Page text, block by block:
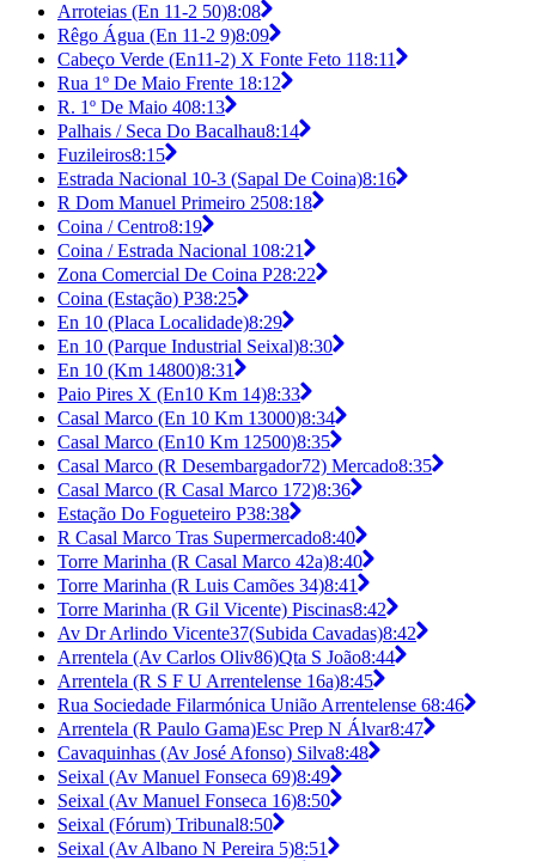
Arroteias (En 11-2 50)8:08
Rêgo Água (En 11-2 9)8:09
Cabeço Verde (En11-2) X Fonte Feto 118:11
Rua 1º De Maio Frente 18:12
R. 1º De Maio 408:13
Palhais / Seca Do Bacalhau8:14
Fuzileiros8:15
Estrada Nacional 10-3 (Sapal De Coina)8:16
R Dom Manuel Primeiro 2508:18
Coina / Centro8:19
Coina / Estrada Nacional 108:21
Zona Comercial De Coina P28:22
Coina (Estação) P38:25
En 10 (Placa Localidade)8:29
En 10 (Parque Industrial Seixal)8:30
En 10 (Km 14800)8:31
Paio Pires X (En10 Km 14)8:33
Casal Marco (En 10 Km 13000)8:34
Casal Marco (En10 Km 12500)8:35
Casal Marco (R Desembargador72) Mercado8:35
Casal Marco (R Casal Marco 172)8:36
Estação Do Fogueteiro P38:38
R Casal Marco Tras Supermercado8:40
Torre Marinha (R Casal Marco 42a)8:40
Torre Marinha (R Luis Camões 34)8:41
Torre Marinha (R Gil Vicente) Piscinas8:42
Av Dr Arlindo Vicente37(Subida Cavadas)8:42
Arrentela (Av Carlos Oliv86)Qta S João8:44
Arrentela (R S F U Arrentelense 16a)8:45
Rua Sociedade Filarmónica União Arrentelense 68:46
Arrentela (R Paulo Gama)Esc Prep N Álvar8:47
Cavaquinhas (Av José Afonso) Silva8:48
Seixal (Av Manuel Fonseca 69)8:49
Seixal (Av Manuel Fonseca 16)8:50
Seixal (Fórum) Tribunal8:50
Seixal (Av Albano N Pereira 5)8:51